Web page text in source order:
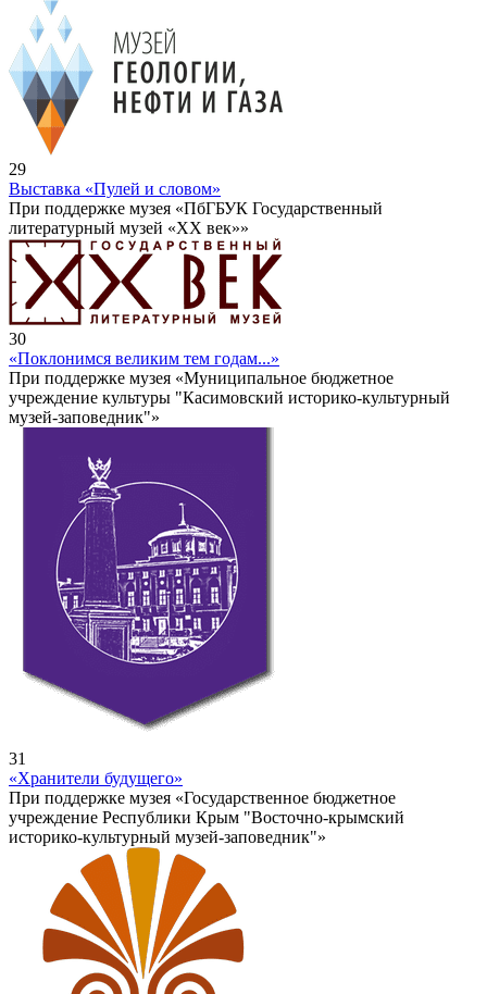
29
Выставка «Пулей и словом»
При поддержке музея «ПбГБУК Государственный
литературный музей «ХХ век»»
30
«Поклонимся великим тем годам...»
При поддержке музея «Муниципальное бюджетное
учреждение культуры "Касимовский историко-культурный
музей-заповедник"»
31
«Хранители будущего»
При поддержке музея «Государственное бюджетное
учреждение Республики Крым "Восточно-крымский
историко-культурный музей-заповедник"»